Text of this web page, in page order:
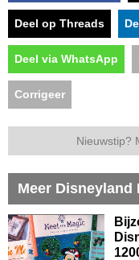
Deel op Threads
Deel via WhatsApp
Corrigeer
Nieuwstip?
Meer Disneyland